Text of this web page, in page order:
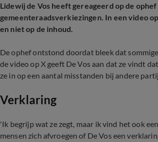
Lidewij de Vos heeft gereageerd op de
gemeenteraadsverkiezingen. In een video
en niet op de inhoud.
De ophef ontstond doordat bleek dat
de video op X geeft De Vos aan dat ze vindt
ze in op een aantal misstanden bij andere
Verklaring
'Ik begrijp wat ze zegt, maar ik vind het ook
mensen zich afvroegen of De Vos een